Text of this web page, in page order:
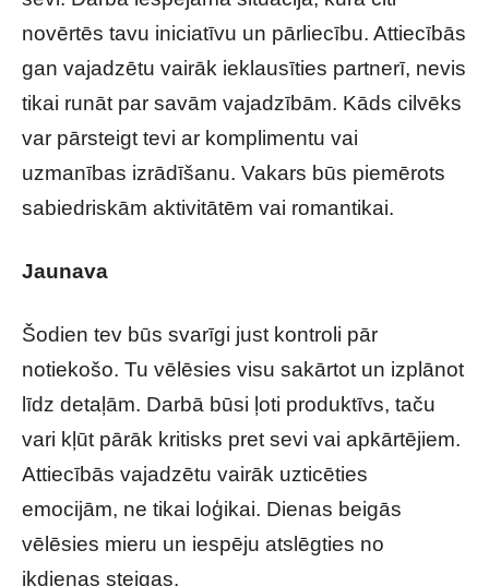
novērtēs tavu iniciatīvu un pārliecību. Attiecībās
gan vajadzētu vairāk ieklausīties partnerī, nevis
tikai runāt par savām vajadzībām. Kāds cilvēks
var pārsteigt tevi ar komplimentu vai
uzmanības izrādīšanu. Vakars būs piemērots
sabiedriskām aktivitātēm vai romantikai.
Jaunava
Šodien tev būs svarīgi just kontroli pār
notiekošo. Tu vēlēsies visu sakārtot un izplānot
līdz detaļām. Darbā būsi ļoti produktīvs, taču
vari kļūt pārāk kritisks pret sevi vai apkārtējiem.
Attiecībās vajadzētu vairāk uzticēties
emocijām, ne tikai loģikai. Dienas beigās
vēlēsies mieru un iespēju atslēgties no
ikdienas steigas.